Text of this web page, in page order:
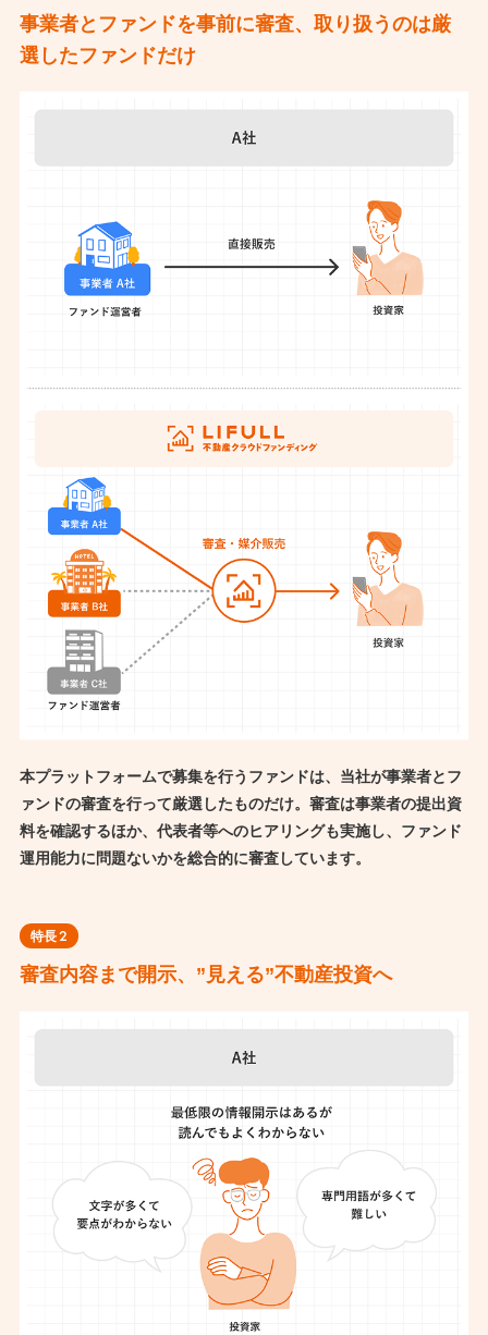
事業者とファンドを事前に審査、取り扱うのは厳
選したファンドだけ
本プラットフォームで募集を行うファンドは、当社が事業者とフ
ァンドの審査を行って厳選したものだけ。 審査は事業者の提出資
料を確認するほか、代表者等へのヒアリングも実施し、ファンド
運用能力に問題ないかを総合的に審査しています。
特長2
審査内容まで開示、”見える”不動産投資へ